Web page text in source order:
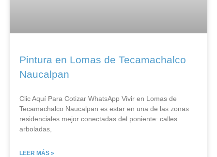
Pintura en Lomas de Tecamachalco
Naucalpan
Clic Aquí Para Cotizar​ WhatsApp Vivir en Lomas de
Tecamachalco Naucalpan es estar en una de las zonas
residenciales mejor conectadas del poniente: calles
arboladas,
LEER MÁS »